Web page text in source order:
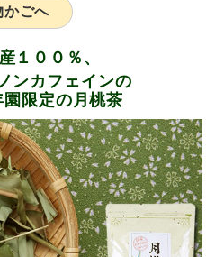
かごへ
１００％、
ンカフェインの
限定の月桃茶